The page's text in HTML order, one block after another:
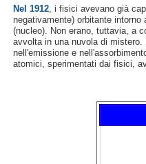
Nel 1912, i fisici avevano già
negativamente) orbitante
(nucleo). Non erano, tuttavia, a
avvolta in una nuvola di
nell'emissione e
atomici, sperimentati dai fisici,